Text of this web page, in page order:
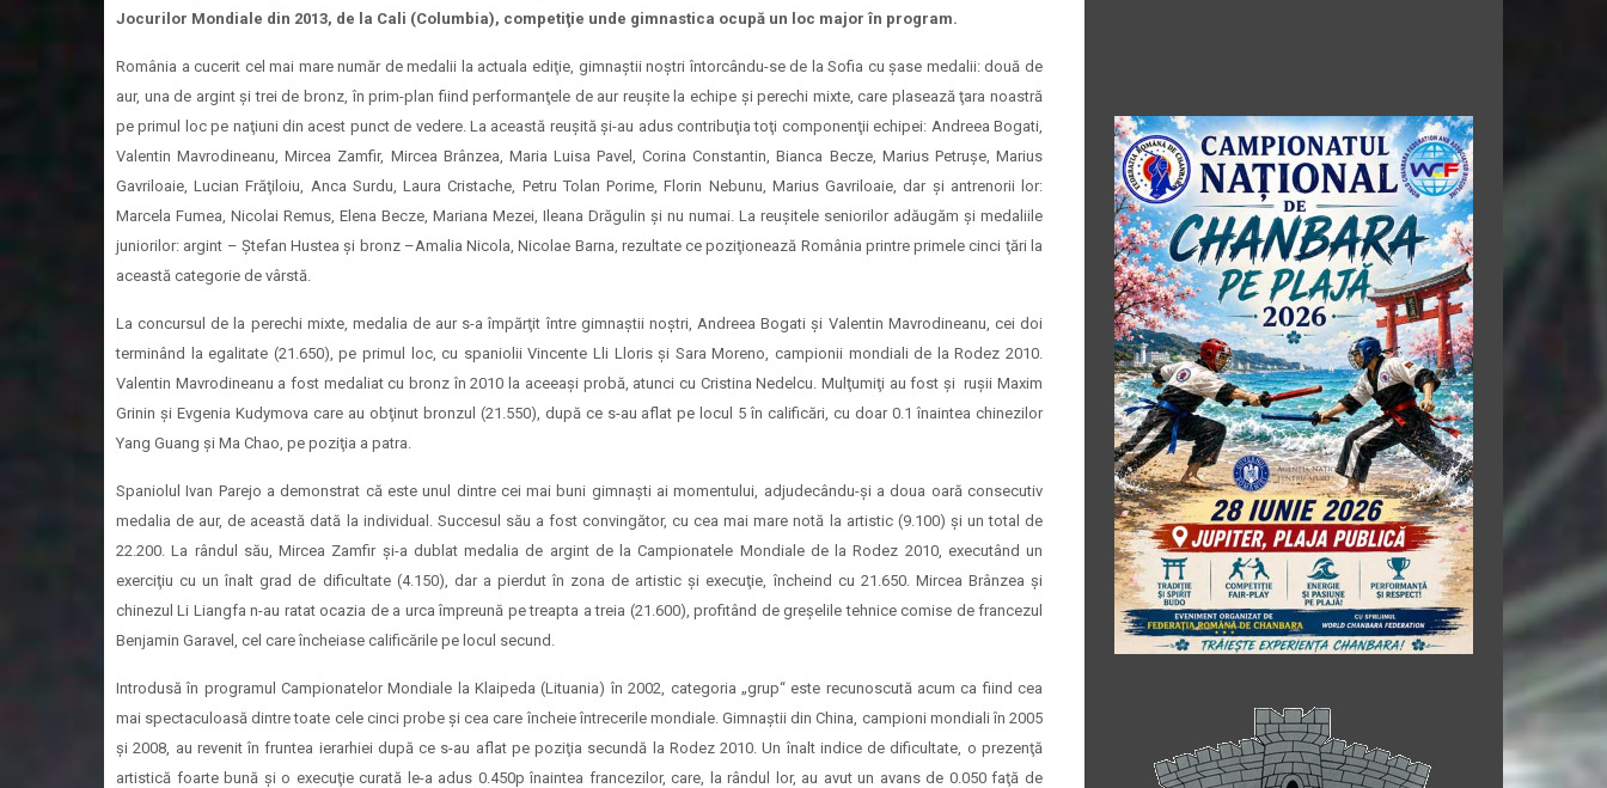
Jocurilor Mondiale din 2013, de la Cali (Columbia), competiţie unde gimnastica ocupă un loc major în program.
România a cucerit cel mai mare număr de medalii la actuala ediţie, gimnaştii noştri întorcându-se de la Sofia cu şase medalii: două de
aur, una de argint şi trei de bronz, în prim-plan fiind performanţele de aur reuşite la echipe şi perechi mixte, care plasează ţara noastră
pe primul loc pe naţiuni din acest punct de vedere. La această reuşită şi-au adus contribuţia toţi componenţii echipei: Andreea Bogati,
Valentin Mavrodineanu, Mircea Zamfir, Mircea Brânzea, Maria Luisa Pavel, Corina Constantin, Bianca Becze, Marius Petruşe, Marius
Gavriloaie, Lucian Frăţiloiu, Anca Surdu, Laura Cristache, Petru Tolan Porime, Florin Nebunu, Marius Gavriloaie, dar şi antrenorii lor:
Marcela Fumea, Nicolai Remus, Elena Becze, Mariana Mezei, Ileana Drăgulin şi nu numai. La reuşitele seniorilor adăugăm şi medaliile
juniorilor: argint – Ştefan Hustea şi bronz –Amalia Nicola, Nicolae Barna, rezultate ce poziţionează România printre primele cinci ţări la
această categorie de vârstă.
La concursul de la perechi mixte, medalia de aur s-a împărţit între gimnaştii noştri, Andreea Bogati şi Valentin Mavrodineanu, cei doi
terminând la egalitate (21.650), pe primul loc, cu spaniolii Vincente Lli Lloris şi Sara Moreno, campionii mondiali de la Rodez 2010.
Valentin Mavrodineanu a fost medaliat cu bronz în 2010 la aceeaşi probă, atunci cu Cristina Nedelcu. Mulţumiţi au fost şi ruşii Maxim
Grinin şi Evgenia Kudymova care au obţinut bronzul (21.550), după ce s-au aflat pe locul 5 în calificări, cu doar 0.1 înaintea chinezilor
Yang Guang şi Ma Chao, pe poziţia a patra.
Spaniolul Ivan Parejo a demonstrat că este unul dintre cei mai buni gimnaşti ai momentului, adjudecându-şi a doua oară consecutiv
medalia de aur, de această dată la individual. Succesul său a fost convingător, cu cea mai mare notă la artistic (9.100) şi un total de
22.200. La rândul său, Mircea Zamfir şi-a dublat medalia de argint de la Campionatele Mondiale de la Rodez 2010, executând un
exerciţiu cu un înalt grad de dificultate (4.150), dar a pierdut în zona de artistic şi execuţie, încheind cu 21.650. Mircea Brânzea şi
chinezul Li Liangfa n-au ratat ocazia de a urca împreună pe treapta a treia (21.600), profitând de greşelile tehnice comise de francezul
Benjamin Garavel, cel care încheiase calificările pe locul secund.
Introdusă în programul Campionatelor Mondiale la Klaipeda (Lituania) în 2002, categoria „grup“ este recunoscută acum ca fiind cea
mai spectaculoasă dintre toate cele cinci probe şi cea care încheie întrecerile mondiale. Gimnaştii din China, campioni mondiali în 2005
şi 2008, au revenit în fruntea ierarhiei după ce s-au aflat pe poziţia secundă la Rodez 2010. Un înalt indice de dificultate, o prezenţă
artistică foarte bună şi o execuţie curată le-a adus 0.450p înaintea francezilor, care, la rândul lor, au avut un avans de 0.050 faţă de